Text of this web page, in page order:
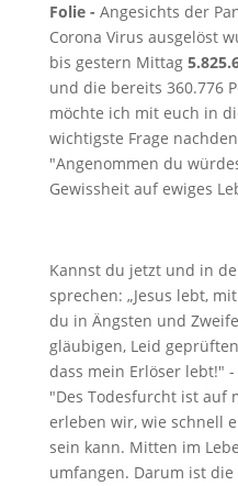
Folie - Angesichts der
Corona Virus ausgelöst
bis gestern Mittag
und die bereits 360.776
möchte ich mit euch in
wichtigste Frage
"Angenommen du
Gewissheit auf ewiges
Kannst du jetzt und in
sprechen: „Jesus lebt,
du in Ängsten und
gläubigen, Leid
dass mein Erlöser lebt!"
"Des Todesfurcht ist auf
erleben wir, wie schnell
sein kann. Mitten im
umfangen. Darum ist die